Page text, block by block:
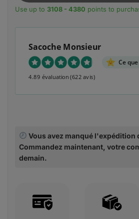
Use up to 3108 - 4380 points to
Sacoche Monsieur
Ce
4.89 évaluation (622 avis)
Vous avez manqué
Commandez maintenant, votre
demain.